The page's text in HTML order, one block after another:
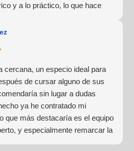
y a lo práctico, lo que hace
experiencia!
cercana, un especio ideal para
de cursar alguno de sus
sin lugar a dudas
ya he contratado mi
que más destacaría es el equipo
y especialmente remarcar la